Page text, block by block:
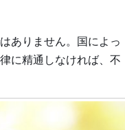
ありません。国によっ
に精通しなければ、不